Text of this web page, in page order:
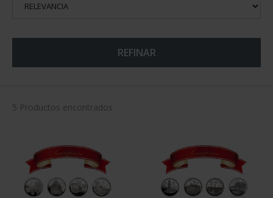
REFINAR
5 Productos encontrados